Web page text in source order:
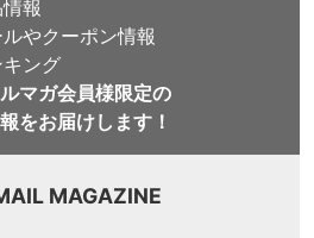
報
やクーポン情報
ング
マガ会員様限定の
をお届けします！
MAGAZINE